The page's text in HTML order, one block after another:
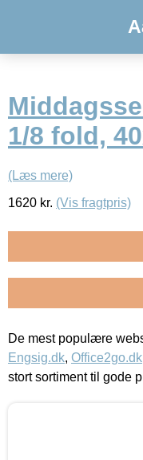
1/8 fold,
(Læs mere)
1620 kr. (Vis fragtpris)
De mest populære
Engsig.dk, Office2go.dk
stort sortiment til gode